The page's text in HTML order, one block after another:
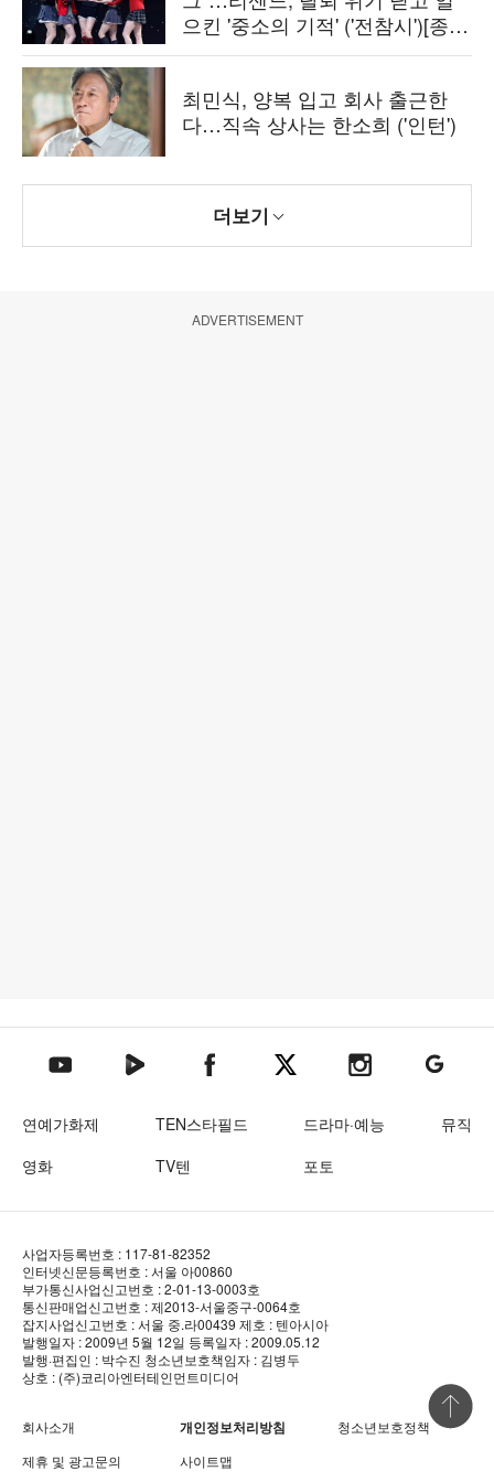
으킨 '중소의 기적' ('전참시')[종
합]
최민식, 양복 입고 회사 출근한
다…직속 상사는 한소희 ('인턴')
더보기
ADVERTISEMENT
텐아시아 유튜브텐아시아 네이버TV텐아시아 페이스북텐아시아 엑스텐아시아 인스타그램
텐아시아
연예가화제 TEN스타필드 드라마·예능
뮤직
영화
TV텐 포토
사업자등록번호 : 117-81-82352
인터넷신문등록번호 : 서울 아00860
부가통신사업신고번호 : 2-01-13-0003호
통신판매업신고번호 : 제2013-서울중구-0064호
잡지사업신고번호 : 서울 중.라00439 제호 : 텐아시아
발행일자 : 2009년 5월 12일 등록일자 : 2009.05.12
발행·편집인 : 박수진 청소년보호책임자 : 김병두
상호 : (주)코리아엔터테인먼트미디어
회사소개 개인정보처리방침
청소년보호정책
제휴 및 광고문의
사이트맵
상단 바로